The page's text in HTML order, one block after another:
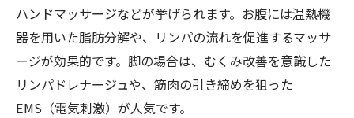
ハンドマッサージなどが挙げられます。お腹には温熱機
器を用いた脂肪分解や、リンパの流れを促進するマッサ
ージが効果的です。脚の場合は、むくみ改善を意識した
リンパドレナージュや、筋肉の引き締めを狙った
EMS（電気刺激）が人気です。